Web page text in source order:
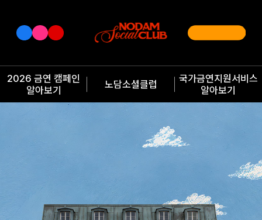
2026 금연 캠페인
알아보기
노담소셜클럽
국가금연지원서비스
알아보기